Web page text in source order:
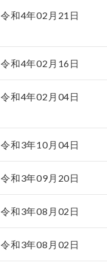
令和4年02月21日
令和4年02月16日
令和4年02月04日
令和3年10月04日
令和3年09月20日
令和3年08月02日
令和3年08月02日